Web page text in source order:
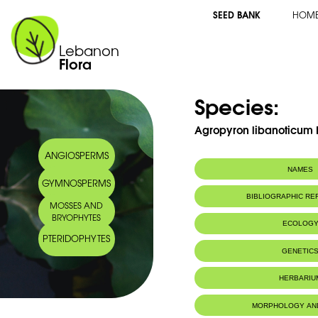
Lebanon
Flora
SEED BANK
ANGIOSPERMS
GYMNOSPERMS
MOSSES AND
BRYOPHYTES
PTERIDOPHYTES
Species:
Agropyron libanoticum
NAMES
Common name: Agropyre du
Arabic name: سيفون لبناني
BIBLIOGRAPHIC
ECOLOGY
Lebanon
Habitat : Pâturages
MORPHOLOGY